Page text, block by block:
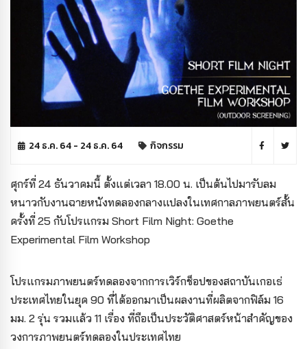
24 ธ.ค. 64 - 24 ธ.ค. 64 กิจกรรม
ศุกร์ที่ 24 ธันวาคมนี้ ตั้งแต่เวลา 18.00 น. เป็นต้นไปมารับลม
หนาวกับงานฉายหนังทดลองกลางแปลงในเทศกาลภาพยนตร์สั้น
ครั้งที่ 25 กับโปรแกรม Short Film Night: Goethe
Experimental Film Workshop
โปรแกรมภาพยนตร์ทดลองจากการเวิร์กช็อปของสถาบันเกอเธ่
ประเทศไทยในยุค 90 ที่ได้ออกมาเป็นผลงานที่ผลิตจากฟิล์ม 16
มม. 2 รุ่น รวมแล้ว 11 เรื่อง ที่ถือเป็นประวัติศาสตร์หน้าสำคัญของ
วงการภาพยนตร์ทดลองในประเทศไทย